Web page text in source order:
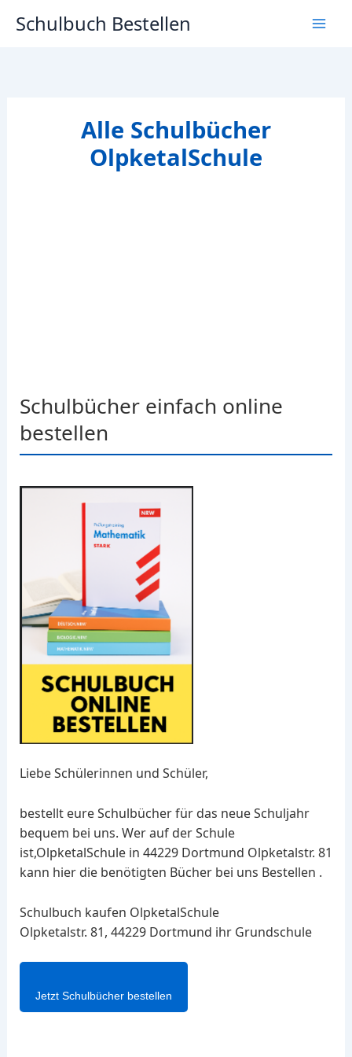
InhaltSchulbuch Bestellen
Alle Schulbücher
OlpketalSchule
Schulbücher einfach online
bestellen
Liebe Schülerinnen und Schüler,
bestellt eure Schulbücher für das neue Schuljahr
bequem bei uns. Wer auf der Schule
ist,OlpketalSchule in 44229 Dortmund Olpketalstr. 81
kann hier die benötigten Bücher bei uns Bestellen .
Schulbuch kaufen OlpketalSchule
Olpketalstr. 81, 44229 Dortmund ihr Grundschule
Jetzt Schulbücher bestellen